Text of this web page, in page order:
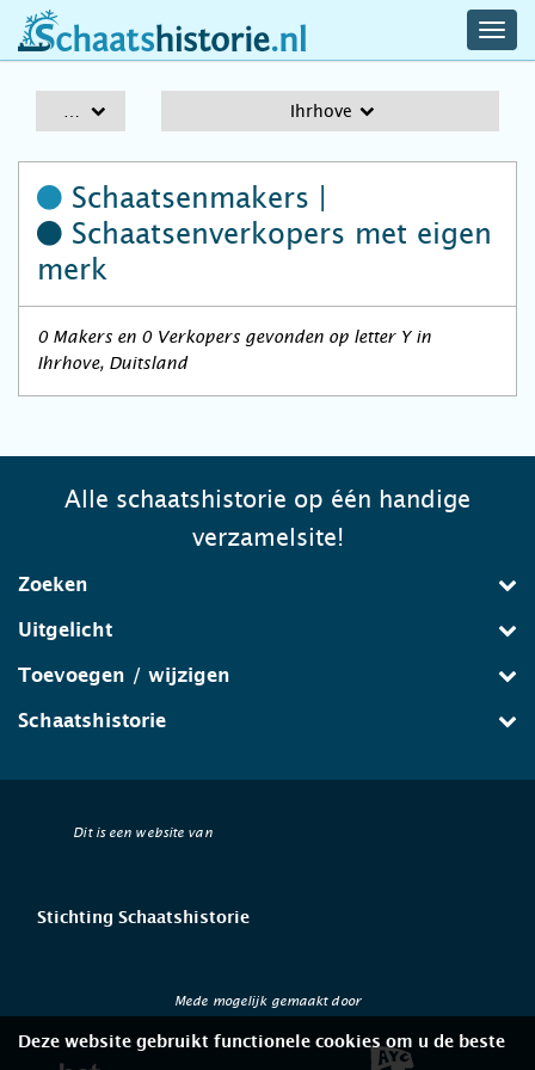
schaatshistorie.nl
Ihrhove
Schaatsenmakers |
Schaatsenverkopers met eigen
merk
0 Makers en 0 Verkopers gevonden op letter Y in
Ihrhove, Duitsland
Alle schaatshistorie op één handige
verzamelsite!
Zoeken
Uitgelicht
Toevoegen / wijzigen
Schaatshistorie
Dit is een website van
Stichting Schaatshistorie
Mede mogelijk gemaakt door
Deze website gebruikt functionele cookies om u de beste